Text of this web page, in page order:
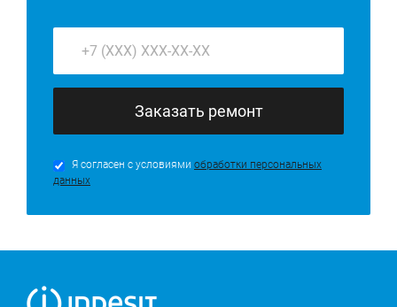
Заказать ремонт
Я согласен с условиями обработки персональных
данных